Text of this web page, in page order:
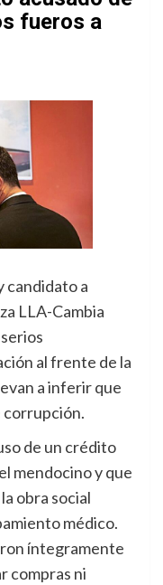
fueros a
candidato a
LLA-Cambia
al frente de la
a inferir que
corrupción.
de un crédito
mendocino y que
obra social
médico.
íntegramente
compras ni